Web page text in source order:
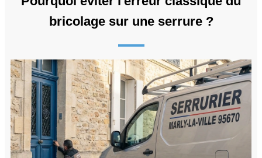
bricolage sur une serrure ?